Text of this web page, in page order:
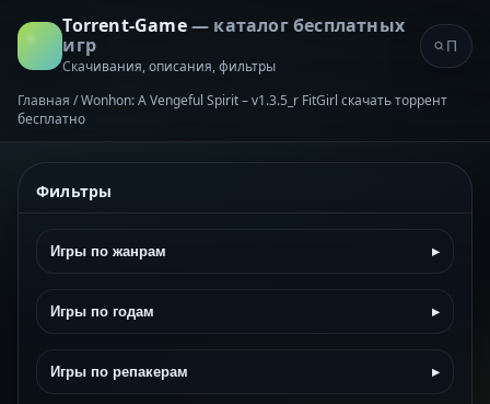
Torrent-Game— каталог бесплатных
игр
Скачивания, описания, фильтры
Главная /Wonhon: A Vengeful Spirit – v1.3.5_r FitGirl скачать торрент
бесплатно
Фильтры
Игры по жанрам ▸
Игры по годам ▸
Игры по репакерам ▸